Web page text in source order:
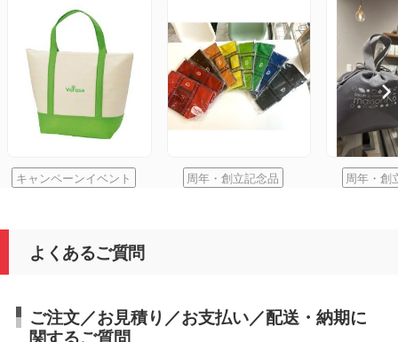
キャンペーンイベント 周年・創立記念品 周年・創
よくあるご質問
ご注文／お見積り／お支払い／配送・納期に